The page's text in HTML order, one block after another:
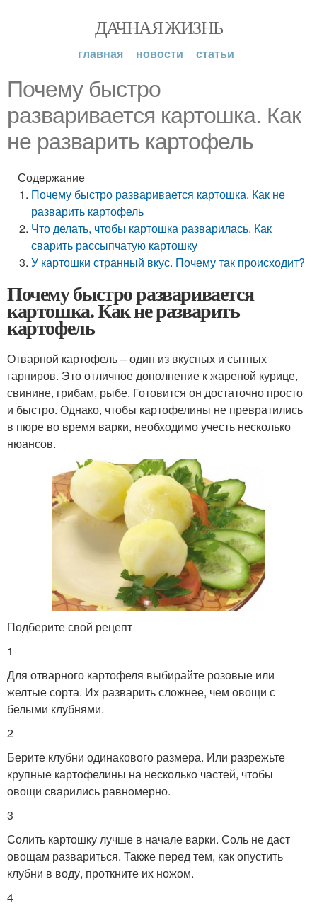
ДАЧНАЯ ЖИЗНЬ
главная новости статьи
Почему быстро
разваривается картошка. Как
не разварить картофель
Содержание
Почему быстро разваривается картошка. Как не
разварить картофель
Что делать, чтобы картошка разварилась. Как
сварить рассыпчатую картошку
У картошки странный вкус. Почему так происходит?
Почему быстро разваривается
картошка. Как не разварить
картофель
Отварной картофель – один из вкусных и сытных
гарниров. Это отличное дополнение к жареной курице,
свинине, грибам, рыбе. Готовится он достаточно просто
и быстро. Однако, чтобы картофелины не превратились
в пюре во время варки, необходимо учесть несколько
нюансов.
Подберите свой рецепт
1
Для отварного картофеля выбирайте розовые или
желтые сорта. Их разварить сложнее, чем овощи с
белыми клубнями.
2
Берите клубни одинакового размера. Или разрежьте
крупные картофелины на несколько частей, чтобы
овощи сварились равномерно.
3
Солить картошку лучше в начале варки. Соль не даст
овощам развариться. Также перед тем, как опустить
клубни в воду, проткните их ножом.
4